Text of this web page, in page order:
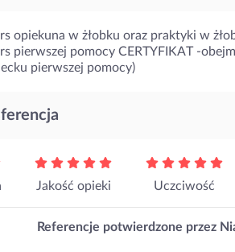
opiekuna w żłobku oraz praktyki w
pierwszej pomocy CERTYFIKAT -
pierwszej pomocy)
Jakość opieki Uczciwość
Referencje potwierdzone przez